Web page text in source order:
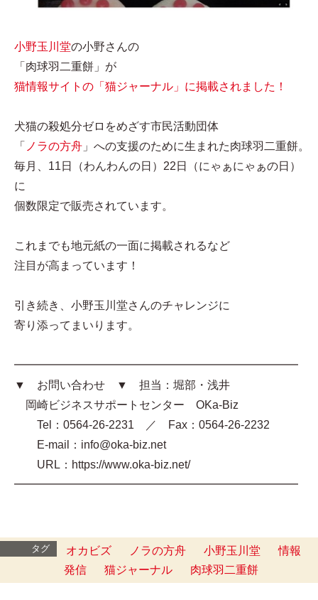
小野玉川堂の小野さんの
「肉球羽二重餅」が
猫情報サイトの「猫ジャーナル」に掲載されました！
犬猫の殺処分ゼロをめざす市民活動団体
「 ノラの方舟 」への支援のために生まれた肉球羽二重餅。
毎月、11日（わんわんの日）22日（にゃぁにゃぁの日）
に
個数限定で販売されています。
これまでも地元紙の一面に掲載されるなど
注目が高まっています！
引き続き、小野玉川堂さんのチャレンジに
寄り添ってまいります。
━━━━━━━━━━━━━━━━━━━━━━━━━
▼ お問い合わせ ▼ 担当：堀部・浅井
岡崎ビジネスサポートセンター OKa-Biz
Tel：0564-26-2231 ／ Fax：0564-26-2232
E-mail：info@oka-biz.net
URL：https://www.oka-biz.net/
━━━━━━━━━━━━━━━━━━━━━━━━━
タグ オカビズ ノラの方舟 小野玉川堂
情報
発信
猫ジャーナル 肉球羽二重餅